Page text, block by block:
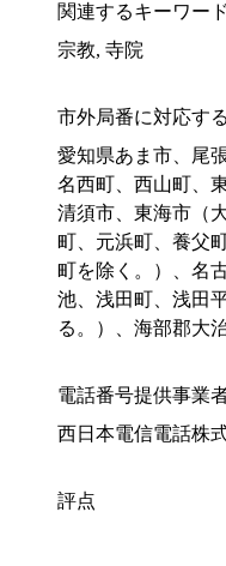
関連するキーワード
宗教, 寺院
市外局番に対応す
愛知県あま市、尾
名西町、西山町、
清須市、東海市（
町、元浜町、養父
町を除く。）、名
池、浅田町、浅田
る。）、海部郡大
電話番号提供事業
西日本電信電話株
評点